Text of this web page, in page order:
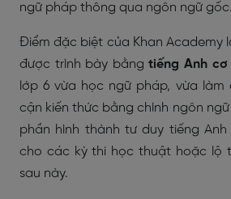
ngữ pháp thông qua ngôn ngữ gốc.
Điểm đặc biệt của Khan Academy
được trình bày bằngtiếng Anh cơ
lớp 6 vừa học ngữ pháp, vừa làm
cận kiến thức bằng chính ngôn
phần hình thành tư duy tiếng
cho các kỳ thi học thuật hoặc lộ
sau này.